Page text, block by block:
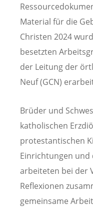
Material für die
Christen 2024
besetzten
der Leitung der
Neuf (GCN)
Brüder und
katholischen
protestantischen
Einrichtungen und
arbeiteten bei der
Reflexionen
gemeinsame